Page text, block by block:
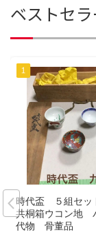
ベストセ
時代盃 ５組セ
共桐箱ウコン地
代物 骨董品